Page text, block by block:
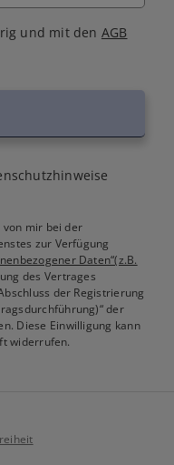
und mit den AGB
von mir bei der
zur Verfügung
Daten“(z.B.
des Vertrages
der Registrierung
der
Diese Einwilligung kann
widerrufen.